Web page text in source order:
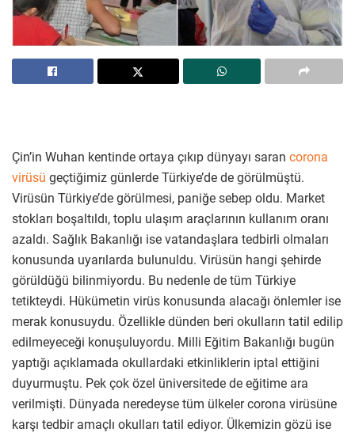
Çin’in Wuhan kentinde ortaya çıkıp dünyayı saran corona
virüsü geçtiğimiz günlerde Türkiye’de de görülmüştü.
Virüsün Türkiye’de görülmesi, paniğe sebep oldu. Market
stokları boşaltıldı, toplu ulaşım araçlarının kullanım oranı
azaldı. Sağlık Bakanlığı ise vatandaşlara tedbirli olmaları
konusunda uyarılarda bulunuldu. Virüsün hangi şehirde
görüldüğü bilinmiyordu. Bu nedenle de tüm Türkiye
tetikteydi. Hükümetin virüs konusunda alacağı önlemler ise
merak konusuydu. Özellikle dünden beri okulların tatil edilip
edilmeyeceği konuşuluyordu. Milli Eğitim Bakanlığı bugün
yaptığı açıklamada okullardaki etkinliklerin iptal ettiğini
duyurmuştu. Pek çok özel üniversitede de eğitime ara
verilmişti. Dünyada neredeyse tüm ülkeler corona virüsüne
karşı tedbir amaçlı okulları tatil ediyor. Ülkemizin gözü ise